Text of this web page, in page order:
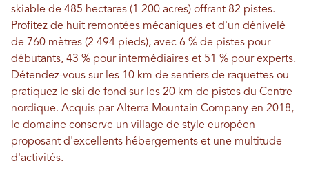
skiable de 485 hectares (1 200 acres) offrant 82 pistes.
Profitez de huit remontées mécaniques et d'un dénivelé
de 760 mètres (2 494 pieds), avec 6 % de pistes pour
débutants, 43 % pour intermédiaires et 51 % pour experts.
Détendez-vous sur les 10 km de sentiers de raquettes ou
pratiquez le ski de fond sur les 20 km de pistes du Centre
nordique. Acquis par Alterra Mountain Company en 2018,
le domaine conserve un village de style européen
proposant d'excellents hébergements et une multitude
d'activités.